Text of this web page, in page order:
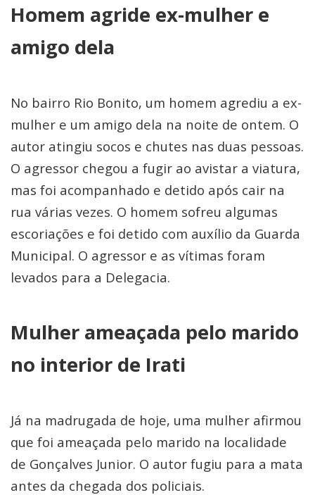
Homem agride ex-mulher e
amigo dela
No bairro Rio Bonito, um homem agrediu a ex-
mulher e um amigo dela na noite de ontem. O
autor atingiu socos e chutes nas duas pessoas.
O agressor chegou a fugir ao avistar a viatura,
mas foi acompanhado e detido após cair na
rua várias vezes. O homem sofreu algumas
escoriações e foi detido com auxílio da Guarda
Municipal. O agressor e as vítimas foram
levados para a Delegacia.
Mulher ameaçada pelo marido
no interior de Irati
Já na madrugada de hoje, uma mulher afirmou
que foi ameaçada pelo marido na localidade
de Gonçalves Junior. O autor fugiu para a mata
antes da chegada dos policiais.